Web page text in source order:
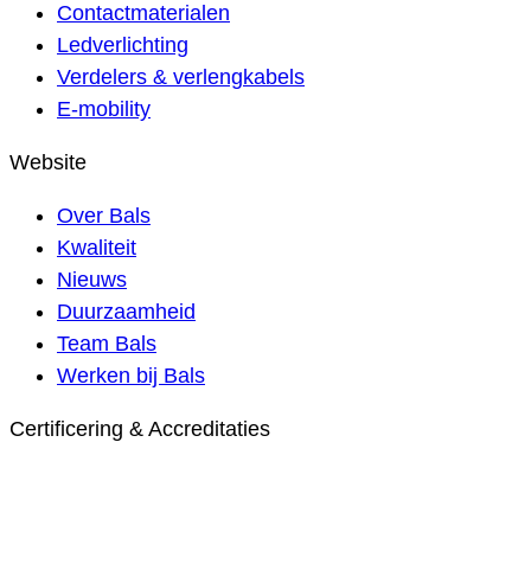
Contactmaterialen
Ledverlichting
Verdelers & verlengkabels
E-mobility
Website
Over Bals
Kwaliteit
Nieuws
Duurzaamheid
Team Bals
Werken bij Bals
Certificering & Accreditaties